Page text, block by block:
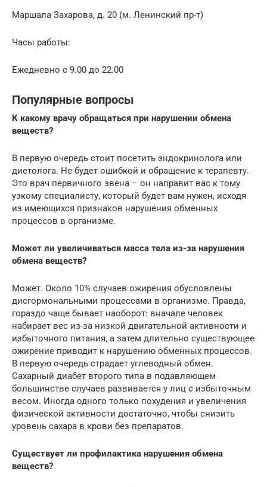
Маршала Захарова, д. 20 (м. Ленинский пр-т)
Часы работы:
Ежедневно с 9.00 до 22.00
Популярные вопросы
К какому врачу обращаться при нарушении обмена
веществ?
В первую очередь стоит посетить эндокринолога или
диетолога. Не будет ошибкой и обращение к терапевту.
Это врач первичного звена – он направит вас к тому
узкому специалисту, который будет вам нужен, исходя
из имеющихся признаков нарушения обменных
процессов в организме.
Может ли увеличиваться масса тела из-за нарушения
обмена веществ?
Может. Около 10% случаев ожирения обусловлены
дисгормональными процессами в организме. Правда,
гораздо чаще бывает наоборот: вначале человек
набирает вес из-за низкой двигательной активности и
избыточного питания, а затем длительно существующее
ожирение приводит к нарушению обменных процессов.
В первую очередь страдает углеводный обмен.
Сахарный диабет второго типа в подавляющем
большинстве случаев развивается у лиц с избыточным
весом. Иногда одного только похудения и увеличения
физической активности достаточно, чтобы снизить
уровень сахара в крови без препаратов.
Существует ли профилактика нарушения обмена
веществ?